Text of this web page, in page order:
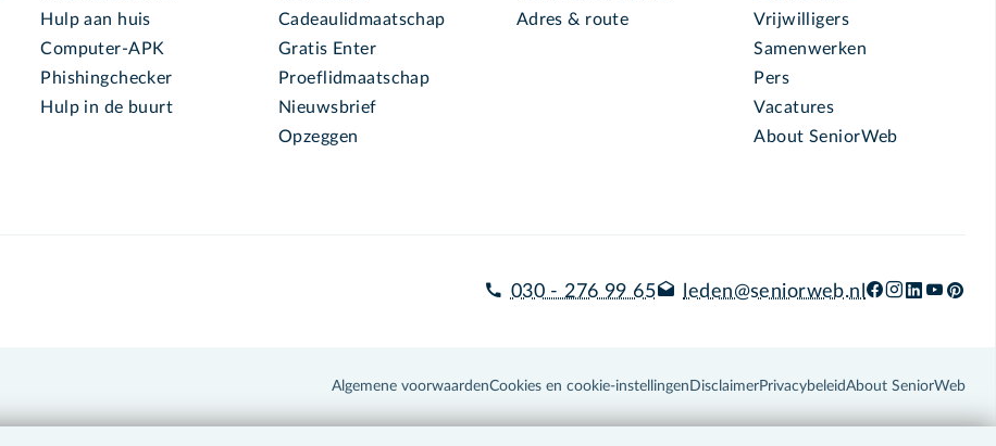
Hulp aan huis
Computer-APK
Phishingchecker
Hulp in de buurt
Cadeaulidmaatschap
Gratis Enter
Proeflidmaatschap
Nieuwsbrief
Opzeggen
Adres & route
Vrijwilligers
Samenwerken
Pers
Vacatures
About SeniorWeb
030 - 276 99 65 leden@seniorweb.nl
Algemene voorwaardenCookies en cookie-instellingen DisclaimerPrivacybeleidAbout SeniorWeb